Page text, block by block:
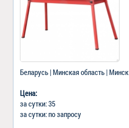
Беларусь | Минская область | Минск
Цена:
за сутки: 35
за сутки: по запросу